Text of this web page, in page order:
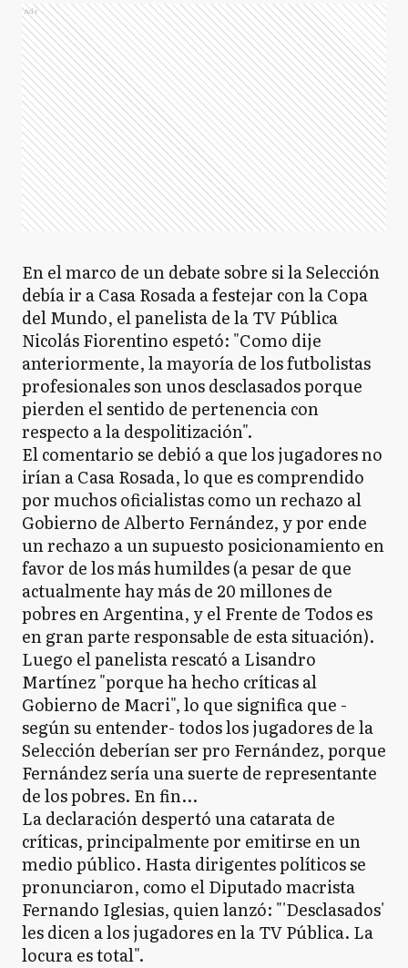
Ads
En el marco de un debate sobre si la Selección
debía ir a Casa Rosada a festejar con la Copa
del Mundo, el panelista de la TV Pública
Nicolás Fiorentino espetó: "Como dije
anteriormente, la mayoría de los futbolistas
profesionales son unos desclasados porque
pierden el sentido de pertenencia con
respecto a la despolitización".
El comentario se debió a que los jugadores no
irían a Casa Rosada, lo que es comprendido
por muchos oficialistas como un rechazo al
Gobierno de Alberto Fernández, y por ende
un rechazo a un supuesto posicionamiento en
favor de los más humildes (a pesar de que
actualmente hay más de 20 millones de
pobres en Argentina, y el Frente de Todos es
en gran parte responsable de esta situación).
Luego el panelista rescató a Lisandro
Martínez "porque ha hecho críticas al
Gobierno de Macri", lo que significa que -
según su entender- todos los jugadores de la
Selección deberían ser pro Fernández, porque
Fernández sería una suerte de representante
de los pobres. En fin...
La declaración despertó una catarata de
críticas, principalmente por emitirse en un
medio público. Hasta dirigentes políticos se
pronunciaron, como el Diputado macrista
Fernando Iglesias, quien lanzó: "'Desclasados'
les dicen a los jugadores en la TV Pública. La
locura es total".